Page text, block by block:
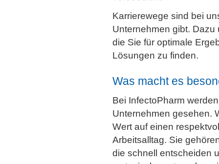
Karrierewege sind bei
Unternehmen gibt.
die Sie für optimale
Lösungen zu finden.
Was macht es
Bei InfectoPharm
Unternehmen gesehen.
Wert auf einen
Arbeitsalltag. Sie
die schnell entscheiden